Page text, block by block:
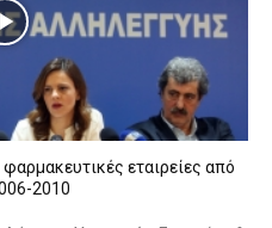
εταιρείες από
2010